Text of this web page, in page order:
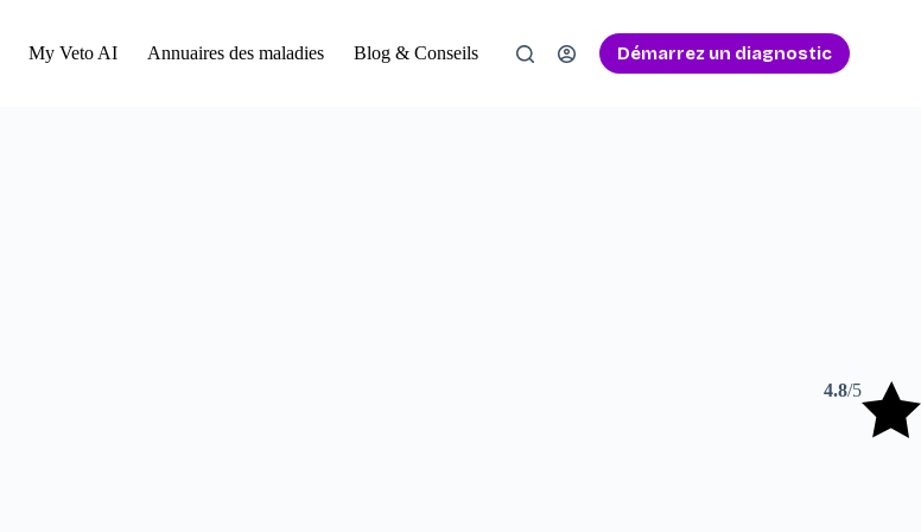
My Veto AI Annuaires des maladies Blog & Conseils Démarrez un diagnostic
4.8/5